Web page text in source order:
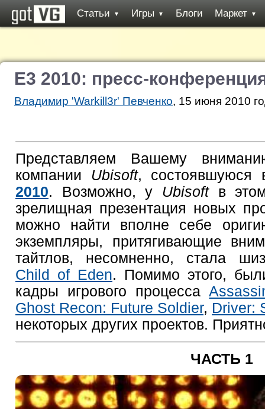
Статьи ▼ Игры ▼ Блоги Маркет ▼
E3 2010: пресс-
Владимир 'Warkill3r' Певченко, 15 июня 2010
Представляем Вашему
компании Ubisoft, состоявшуюся
2010. Возможно, у Ubisoftв
зрелищная презентация новых
можно найти вполне себе
экземпляры, притягивающие
тайтлов, несомненно, стала
Child of Eden. Помимо этого,
кадры игрового процесса
Ghost Recon: Future Soldier, Driver:
некоторых других проектов.
ЧАСТЬ 1